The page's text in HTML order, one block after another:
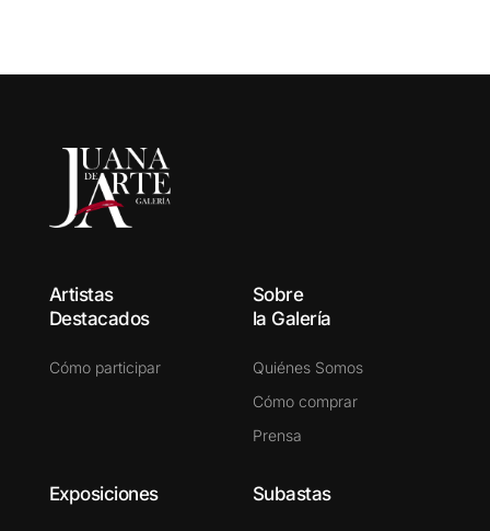
Artistas
Destacados
Cómo participar
Sobre
la Galería
Quiénes Somos
Cómo comprar
Prensa
Exposiciones Subastas